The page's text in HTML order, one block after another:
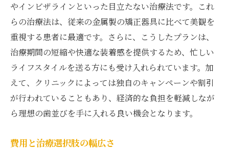
やインビザラインといった目立たない治療法です。これ
らの治療法は、従来の金属製の矯正器具に比べて美観を
重視する患者に最適です。さらに、こうしたプランは、
治療期間の短縮や快適な装着感を提供するため、忙しい
ライフスタイルを送る方にも受け入れられています。加
えて、クリニックによっては独自のキャンペーンや割引
が行われていることもあり、経済的な負担を軽減しなが
ら理想の歯並びを手に入れる良い機会となります。
費用と治療選択肢の幅広さ